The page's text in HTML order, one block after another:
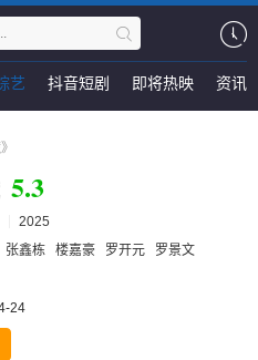
艺 抖音短剧 即将热映 资讯
5.3
2025
张鑫栋 楼嘉豪 罗开元
罗景文
24